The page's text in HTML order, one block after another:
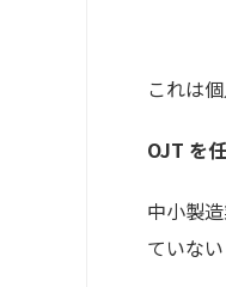
これは
OJT を
中小製
ていな